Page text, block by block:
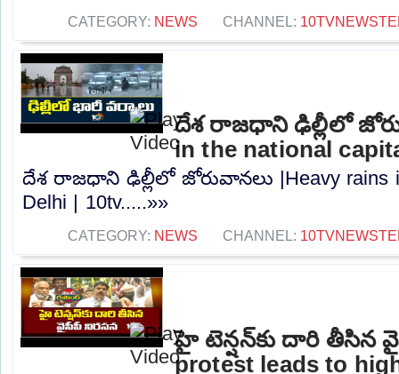
CATEGORY: NEWS CHANNEL:
దేశ రాజధాని ఢిల్లీలో
in the national
దేశ రాజధాని ఢిల్లీలో జోరువానలు |Heavy rains
Delhi | 10tv.....»»
CATEGORY: NEWS CHANNEL:
హై టెన్షన్‌కు దారి తీసిన
protest leads to